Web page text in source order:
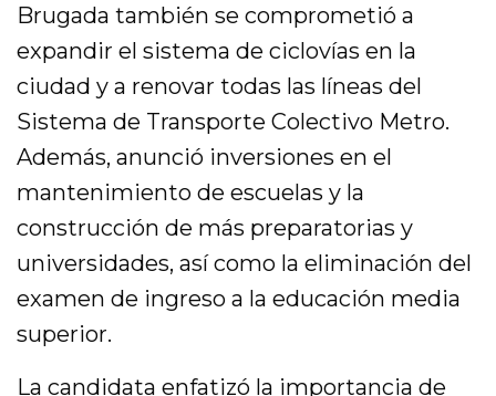
Brugada también se comprometió a
expandir el sistema de ciclovías en la
ciudad y a renovar todas las líneas del
Sistema de Transporte Colectivo Metro.
Además, anunció inversiones en el
mantenimiento de escuelas y la
construcción de más preparatorias y
universidades, así como la eliminación del
examen de ingreso a la educación media
superior.
La candidata enfatizó la importancia de